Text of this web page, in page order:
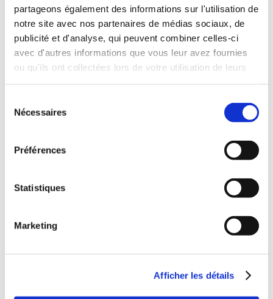
partageons également des informations sur l'utilisation de
notre site avec nos partenaires de médias sociaux, de
publicité et d'analyse, qui peuvent combiner celles-ci
avec d'autres informations que vous leur avez fournies
ou qu'ils ont collectées lors de votre utilisation de leurs
Nécessaires
Préférences
Statistiques
Marketing
Afficher les détails
Romans fantastiques
16€00
Romans fantastiques
15€00